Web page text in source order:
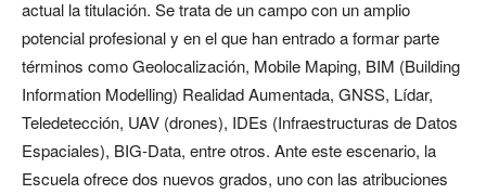
actual la titulación. Se trata de un campo con un amplio
potencial profesional y en el que han entrado a formar parte
términos como Geolocalización, Mobile Maping, BIM (Building
Information Modelling) Realidad Aumentada, GNSS, Lídar,
Teledetección, UAV (drones), IDEs (Infraestructuras de Datos
Espaciales), BIG-Data, entre otros. Ante este escenario, la
Escuela ofrece dos nuevos grados, uno con las atribuciones